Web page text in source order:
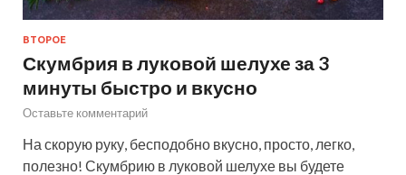
ВТОРОЕ
Скумбрия в луковой шелухе за 3
минуты быстро и вкусно
Оставьте комментарий
На скорую руку, бесподобно вкусно, просто, легко,
полезно! Скумбрию в луковой шелухе вы будете